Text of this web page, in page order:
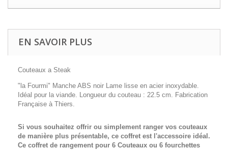
EN SAVOIR PLUS
Couteaux a Steak
"la Fourmi" Manche ABS noir Lame lisse en acier inoxydable.
Idéal pour la viande. Longueur du couteau : 22.5 cm. Fabrication
Française à Thiers.
Si vous souhaitez offrir ou simplement ranger vos couteaux
de manière plus présentable, ce coffret est l'accessoire idéal.
Ce coffret de rangement pour 6 Couteaux ou 6 fourchettes